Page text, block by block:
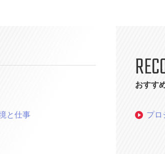
と仕事
おすす
プロ